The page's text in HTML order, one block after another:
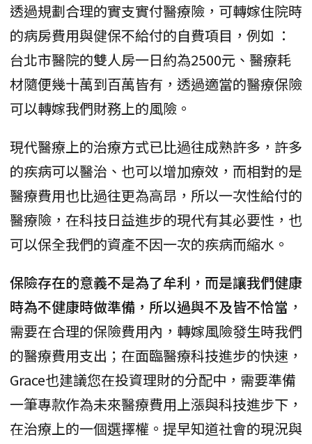
透過規劃合理的實支實付醫療險，可轉嫁住院時
的病房費用與健保不給付的自費項目，例如 ：
台北市醫院的雙人房一日約為2500元、醫療耗
材隨便幾十萬到百萬皆有，透過適當的醫療保險
可以轉嫁我們財務上的風險。
現代醫療上的治療方式已比過往成熟許多，許多
的疾病可以醫治、也可以增加療效，而相對的是
醫療費用也比過往更為高昂，所以一次性給付的
醫療險，在科技日益進步的現代有其必要性，也
可以保全我們的資產不因一次的疾病而縮水。
保險存在的意義不是為了牟利，而是讓我們健康
時為不健康時做準備，所以過與不及皆不恰當 ，
需要在合理的保險費用內，轉嫁風險發生時我們
的醫療費用支出；在面臨醫療科技進步的快速，
Grace也建議您在投資理財的分配中，需要準備
一筆專款作為未來醫療費用上漲與科技進步下，
在治療上的一個選擇權。提早知道社會的現況與